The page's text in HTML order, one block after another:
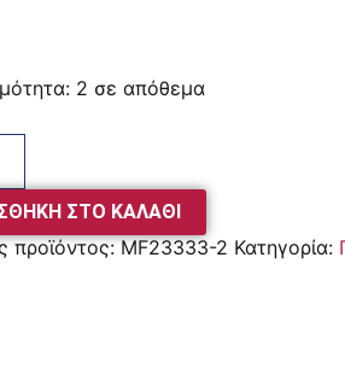
2 σε απόθεμα
ΣΤΟ ΚΑΛΆΘΙ
προϊόντος:MF23333-2 Κατηγορία: